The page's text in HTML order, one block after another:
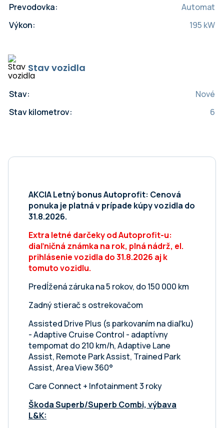
Prevodovka:
Automat
Výkon:
195 kW
Stav vozidla
Stav:
Nové
Stav kilometrov:
6
AKCIA Letný bonus Autoprofit: Cenová
ponuka je platná v prípade kúpy vozidla do
31.8.2026.
Extra letné darčeky od Autoprofit-u:
diaľničná známka na rok, plná nádrž, el.
prihlásenie vozidla do 31.8.2026 aj k
tomuto vozidlu.
Predĺžená záruka na 5 rokov, do 150 000 km
Zadný stierač s ostrekovačom
Assisted Drive Plus (s parkovaním na diaľku)
- Adaptive Cruise Control - adaptívny
tempomat do 210 km/h, Adaptive Lane
Assist, Remote Park Assist, Trained Park
Assist, Area View 360°
Care Connect + Infotainment 3 roky
Škoda Superb/Superb Combi, výbava
L&K: